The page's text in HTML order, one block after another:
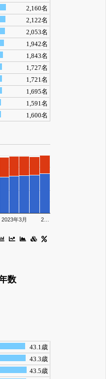
2,160名
2,122名
2,053名
1,942名
1,843名
1,727名
1,721名
1,695名
1,591名
1,600名
2023年3月 2…
数
43.1歳
43.3歳
43.5歳